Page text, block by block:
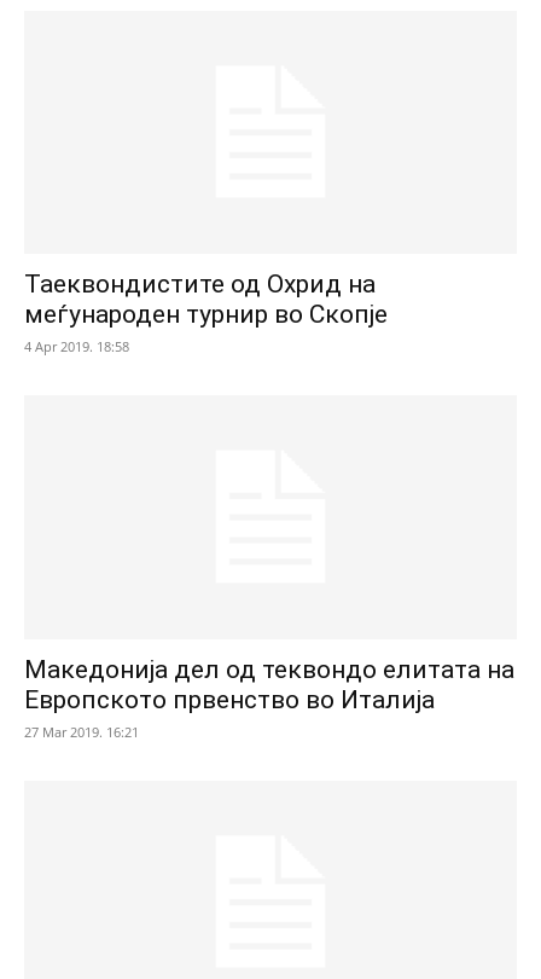
Таеквондистите од Охрид на
меѓународен турнир во Скопје
4 Apr 2019. 18:58
Македонија дел од теквондо елитата на
Европското првенство во Италија
27 Mar 2019. 16:21